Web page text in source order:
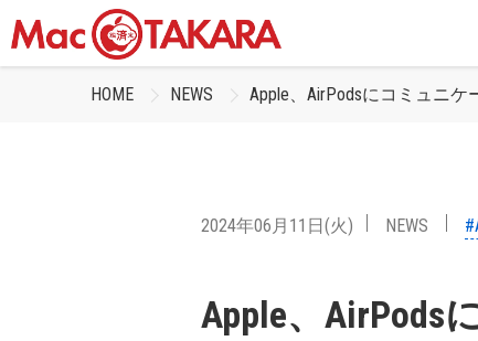
HOME NEWS Apple、AirPodsにコミュニ
2024年06月11日(火) NEWS
Apple、AirPods